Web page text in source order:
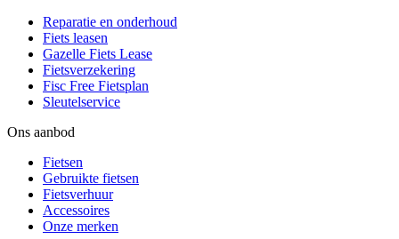
Reparatie en onderhoud
Fiets leasen
Gazelle Fiets Lease
Fietsverzekering
Fisc Free Fietsplan
Sleutelservice
Ons aanbod
Fietsen
Gebruikte fietsen
Fietsverhuur
Accessoires
Onze merken